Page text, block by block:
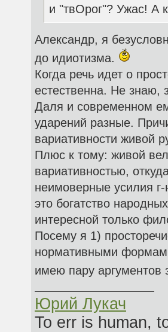
и "твОрог"? Ужас! А
Александр, я
до идиотизма.
Когда речь идет о
естественна. Не знаю,
Даля и современном
ударений разные.
вариативности живой
Плюс к тому: живой
вариативностью,
неимоверные усилия
это богатство
интересной только
Посему я 1)
нормативными
имею пару аргументов
Юрий Лукач
To err is human,